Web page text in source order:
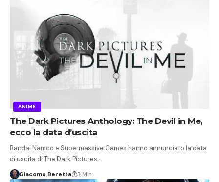
ANIME
The Dark Pictures Anthology: The Devil in Me,
ecco la data d’uscita
Bandai Namco e Supermassive Games hanno annunciato la data
di uscita di The Dark Pictures…
Giacomo Beretta 3 Min